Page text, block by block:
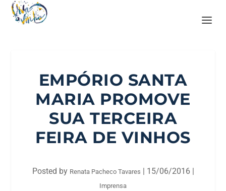
EMPÓRIO SANTA
MARIA PROMOVE
SUA TERCEIRA
FEIRA DE VINHOS
Posted by Renata Pacheco Tavares | 15/06/2016|
Imprensa